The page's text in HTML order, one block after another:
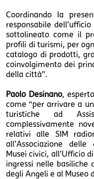
Coordinando la
responsabile
sottolineato come il
profili di turismi, per
catalogo di prodotti,
coinvolgimento dei
della città”.
Paolo Desinano,
come “per arrivare a
turistiche ad
complessivamente
relativi alle SIM
all’Associazione
Musei civici, all’Ufficio
ingressi nelle basiliche
degli Angeli e al Museo